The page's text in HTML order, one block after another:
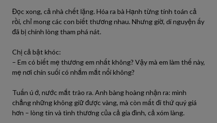
Đọc xong, cả nhà chết lặng. Hóa ra bà Hạnh từng tính toán cả
rồi, chỉ mong các con biết thương nhau. Nhưng giờ, di nguyện ấy
đã bị chính lòng tham phá nát.
Chị cả bật khóc:
– Em có biết mẹ thương em nhất không? Vậy mà em làm thế này,
mẹ nơi chín suối có nhắm mắt nổi không?
Tuấn ú ớ, nước mắt trào ra. Anh bàng hoàng nhận ra: mình
chẳng những không giữ được vàng, mà còn mất đi thứ quý giá
hơn – lòng tin và tình thương của cả gia đình, cả xóm làng.